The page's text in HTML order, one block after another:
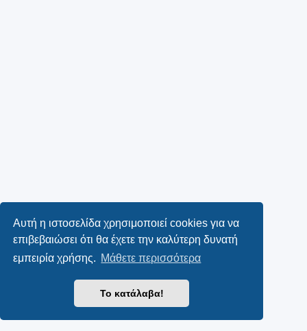
Αυτή η ιστοσελίδα χρησιμοποιεί cookies για να
επιβεβαιώσει ότι θα έχετε την καλύτερη δυνατή
εμπειρία χρήσης. Μάθετε περισσότερα
Το κατάλαβα!